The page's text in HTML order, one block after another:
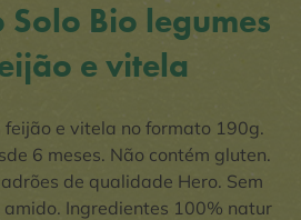
Bio legumes
e vitela
feijão e vitela no formato 190g.
6 meses. Não contém gluten.
de qualidade Hero. Sem
Ingredientes 100% natur